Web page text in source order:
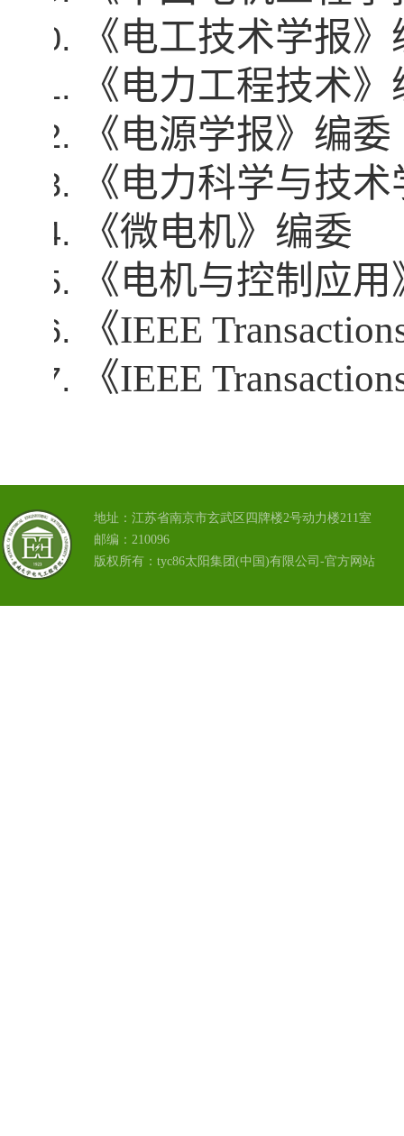
《电工技术学报
《电力工程技术
《电源学报》编委
《电力科学与技
《微电机》编委
《电机与控制应
《IEEE
《IEEE
地址：江苏省南京市玄武区四牌楼2号动力楼211室
邮编：210096
版权所有：tyc86太阳集团(中国)有限公司-官方网站